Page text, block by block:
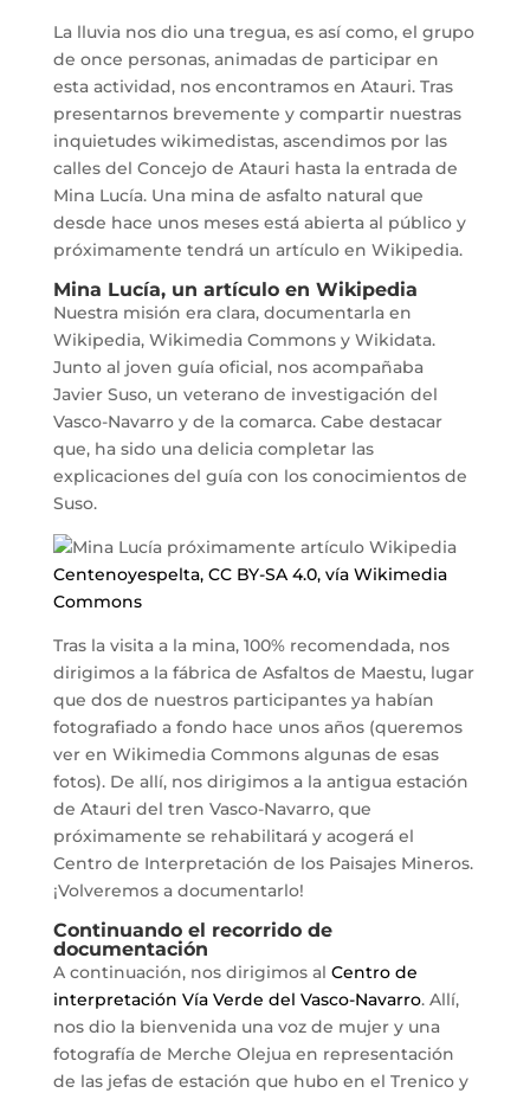
La lluvia nos dio una tregua, es así como, el grupo
de once personas, animadas de participar en
esta actividad, nos encontramos en Atauri. Tras
presentarnos brevemente y compartir nuestras
inquietudes wikimedistas, ascendimos por las
calles del Concejo de Atauri hasta la entrada de
Mina Lucía. Una mina de asfalto natural que
desde hace unos meses está abierta al público y
próximamente tendrá un artículo en Wikipedia.
Mina Lucía, un artículo en Wikipedia
Nuestra misión era clara, documentarla en
Wikipedia, Wikimedia Commons y Wikidata.
Junto al joven guía oficial, nos acompañaba
Javier Suso, un veterano de investigación del
Vasco-Navarro y de la comarca. Cabe destacar
que, ha sido una delicia completar las
explicaciones del guía con los conocimientos de
Suso.
Centenoyespelta, CC BY-SA 4.0, vía Wikimedia
Commons
Tras la visita a la mina, 100% recomendada, nos
dirigimos a la fábrica de Asfaltos de Maestu, lugar
que dos de nuestros participantes ya habían
fotografiado a fondo hace unos años (queremos
ver en Wikimedia Commons algunas de esas
fotos). De allí, nos dirigimos a la antigua estación
de Atauri del tren Vasco-Navarro, que
próximamente se rehabilitará y acogerá el
Centro de Interpretación de los Paisajes Mineros.
¡Volveremos a documentarlo!
Continuando el recorrido de
documentación
A continuación, nos dirigimos al Centro de
interpretación Vía Verde del Vasco-Navarro. Allí,
nos dio la bienvenida una voz de mujer y una
fotografía de Merche Olejua en representación
de las jefas de estación que hubo en el Trenico y